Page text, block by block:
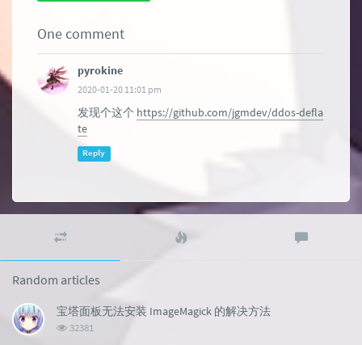
One comment
pyrokine
2020-01-20 11:01 pm
发现个这个 https://github.com/jgmdev/ddos-defla
te
Reply
Random articles
宝塔面板无法安装 ImageMagick 的解决方法
浏
32381